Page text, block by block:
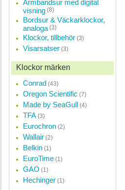
Armbandsur med digital
visning (8)
Bordsur & Väckarklockor,
analoga (3)
Klockor, tillbehör (3)
Visarsatser (3)
Klockor märken
Conrad (43)
Oregon Scientific (7)
Made by SeaGull (4)
TFA (3)
Eurochron (2)
Wallair (2)
Belkin (1)
EuroTime (1)
GAO (1)
Hechinger (1)